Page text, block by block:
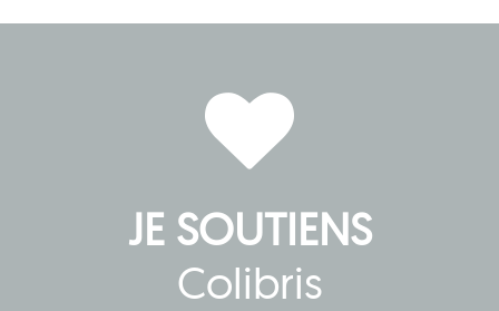
JE SOUTIENS
Colibris